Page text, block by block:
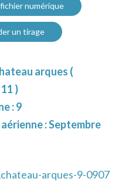
numérique
un tirage
arques (
)
: 9
: Septembre
arques-9-0907